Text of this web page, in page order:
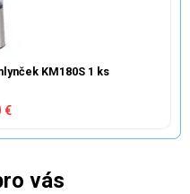
KM180S 1 ks
€
vás